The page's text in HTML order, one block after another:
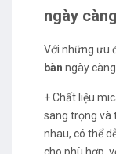
ngày
Với những ưu
bàn ngày
+ Chất liệu
sang trọng và
nhau, có thể